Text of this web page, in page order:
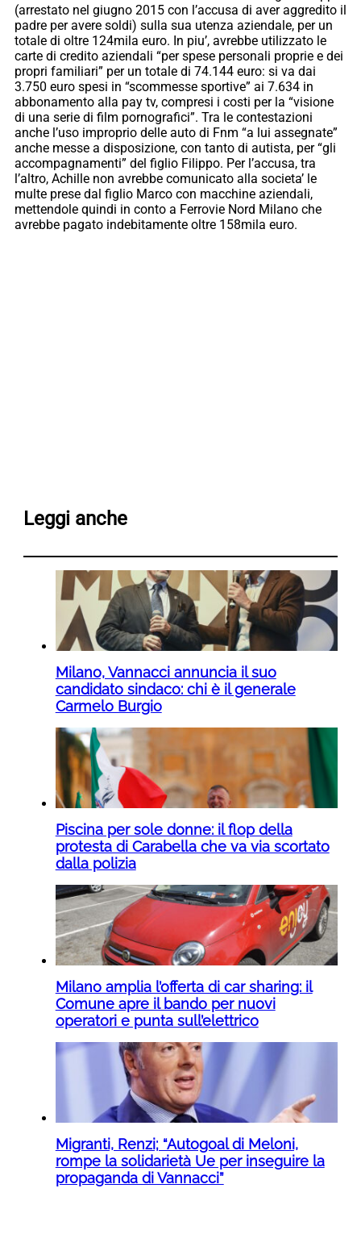
(arrestato nel giugno 2015 con l’accusa di aver aggredito il
padre per avere soldi) sulla sua utenza aziendale, per un
totale di oltre 124mila euro. In piu’, avrebbe utilizzato le
carte di credito aziendali “per spese personali proprie e dei
propri familiari” per un totale di 74.144 euro: si va dai
3.750 euro spesi in “scommesse sportive” ai 7.634 in
abbonamento alla pay tv, compresi i costi per la “visione
di una serie di film pornografici”. Tra le contestazioni
anche l’uso improprio delle auto di Fnm “a lui assegnate”
anche messe a disposizione, con tanto di autista, per “gli
accompagnamenti” del figlio Filippo. Per l’accusa, tra
l’altro, Achille non avrebbe comunicato alla societa’ le
multe prese dal figlio Marco con macchine aziendali,
mettendole quindi in conto a Ferrovie Nord Milano che
avrebbe pagato indebitamente oltre 158mila euro.
Leggi anche
Milano, Vannacci annuncia il suo
candidato sindaco: chi è il generale
Carmelo Burgio
Piscina per sole donne: il flop della
protesta di Carabella che va via scortato
dalla polizia
Milano amplia l’offerta di car sharing: il
Comune apre il bando per nuovi
operatori e punta sull’elettrico
Migranti, Renzi; “Autogoal di Meloni,
rompe la solidarietà Ue per inseguire la
propaganda di Vannacci”